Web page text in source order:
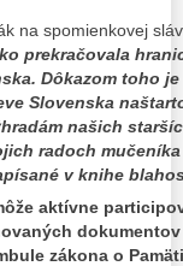
na spomienkovej
prekračovala
Dôkazom toho
Slovenska
našich
radoch
v knihe
aktívne
zákona o